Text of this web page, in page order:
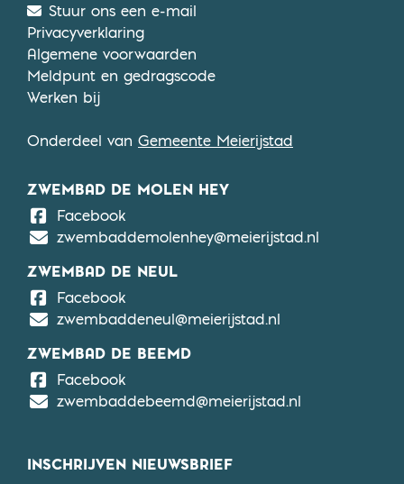
Stuur ons een e-mail
Privacyverklaring
Algemene voorwaarden
Meldpunt en gedragscode
Werken bij
Onderdeel van Gemeente Meierijstad
ZWEMBAD DE MOLEN HEY
FacebookDe Molen Hey
zwembaddemolenhey@meierijstad.nl
ZWEMBAD DE NEUL
FacebookDe Neul
zwembaddeneul@meierijstad.nl
ZWEMBAD DE BEEMD
FacebookDe Beemd
zwembaddebeemd@meierijstad.nl
INSCHRIJVEN NIEUWSBRIEF